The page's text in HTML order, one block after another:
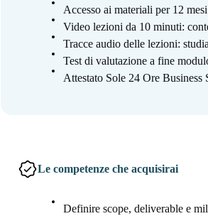
Accesso ai materiali per 12
Video lezioni da 10 minuti:
Tracce audio delle lezioni:
Test di valutazione a fine
Attestato Sole 24 Ore
Le competenze che acquisirai
Definire scope, deliverable e